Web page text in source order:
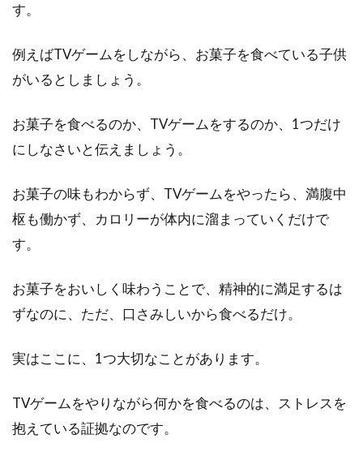
す。
例えばTVゲームをしながら、お菓子を食べている子供
がいるとしましょう。
お菓子を食べるのか、TVゲームをするのか、1つだけ
にしなさいと伝えましょう。
お菓子の味もわからず、TVゲームをやったら、満腹中
枢も働かず、カロリーが体内に溜まっていくだけで
す。
お菓子をおいしく味わうことで、精神的に満足するは
ずなのに、ただ、口さみしいから食べるだけ。
実はここに、1つ大切なことがあります。
TVゲームをやりながら何かを食べるのは、ストレスを
抱えている証拠なのです。